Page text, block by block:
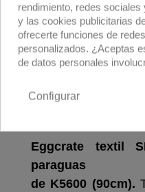
SNAPGRID® 40° de
Eggcrate textil
de K5600 (90cm).
rendimiento, redes
y las cookies publicitarias
ofrecerte funciones de
personalizados. ¿Aceptas
de datos personales
Configurar